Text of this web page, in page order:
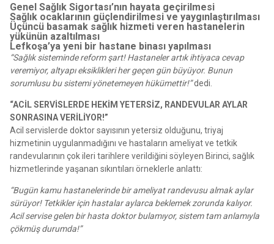
Genel Sağlık Sigortası’nın hayata geçirilmesi
Sağlık ocaklarının güçlendirilmesi ve yaygınlaştırılması
Üçüncü basamak sağlık hizmeti veren hastanelerin
yükünün azaltılması
Lefkoşa’ya yeni bir hastane binası yapılması
“Sağlık sisteminde reform şart! Hastaneler artık ihtiyaca cevap
veremiyor, altyapı eksiklikleri her geçen gün büyüyor. Bunun
sorumlusu bu sistemi yönetemeyen hükümettir!”dedi.
“ACİL SERVİSLERDE HEKİM YETERSİZ, RANDEVULAR AYLAR
SONRASINA VERİLİYOR!”
Acil servislerde doktor sayısının yetersiz olduğunu, triyaj
hizmetinin uygulanmadığını ve hastaların ameliyat ve tetkik
randevularının çok ileri tarihlere verildiğini söyleyen Birinci, sağlık
hizmetlerinde yaşanan sıkıntıları örneklerle anlattı:
“Bugün kamu hastanelerinde bir ameliyat randevusu almak aylar
sürüyor! Tetkikler için hastalar aylarca beklemek zorunda kalıyor.
Acil servise gelen bir hasta doktor bulamıyor, sistem tam anlamıyla
çökmüş durumda!”